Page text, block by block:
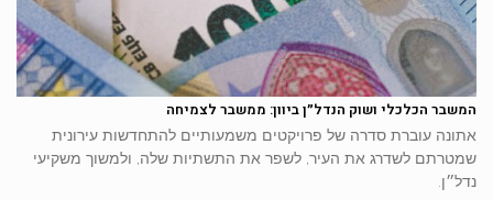
המשבר הכלכלי ושוק הנדל״ן ביוון: ממשבר לצמיחה
אתונה עוברת סדרה של פרויקטים משמעותיים להתחדשות עירונית
שמטרתם לשדרג את העיר, לשפר את התשתיות שלה, ולמשוך משקיעי
נדל״ן.